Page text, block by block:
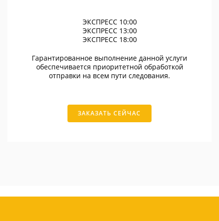
ЭКСПРЕСС 10:00
ЭКСПРЕСС 13:00
ЭКСПРЕСС 18:00
Гарантированное выполнение данной услуги
обеспечивается приоритетной обработкой
отправки на всем пути следования.
ЗАКАЗАТЬ СЕЙЧАС